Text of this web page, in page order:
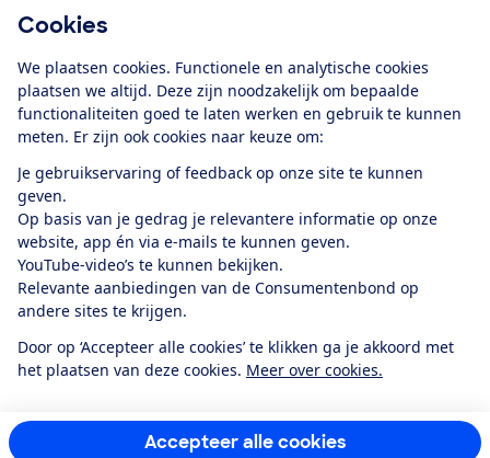
Cookies
We plaatsen cookies. Functionele en analytische cookies
plaatsen we altijd. Deze zijn noodzakelijk om bepaalde
functionaliteiten goed te laten werken en gebruik te kunnen
meten. Er zijn ook cookies naar keuze om:
Je gebruikservaring of feedback op onze site te kunnen
geven.
Op basis van je gedrag je relevantere informatie op onze
website, app én via e-mails te kunnen geven.
YouTube-video’s te kunnen bekijken.
Relevante aanbiedingen van de Consumentenbond op
andere sites te krijgen.
Door op ‘Accepteer alle cookies’ te klikken ga je akkoord met
het plaatsen van deze cookies. Meer over cookies.
Accepteer alle cookies
Alles over de
app
Algemene Voorwaarden
Privacyverklaring
Cookiebeleid
Privacyvoorkeuren
Toegankelijkheid
RSS-feed nieuws
Facebook
TwitterInstagram
YoutubeLinkedIn
12.901consumentenbeoordelen de Consumentenbondmet gemiddeld